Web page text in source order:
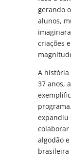
gerando
alunos,
criações
A
37 anos,
expandiu
colaborar
algodão
brasileira